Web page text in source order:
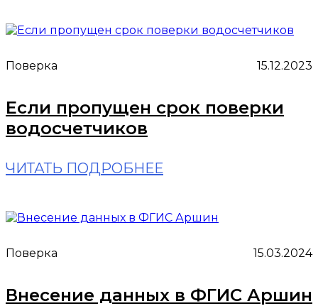
Поверка 15.12.2023
Если пропущен срок поверки
водосчетчиков
ЧИТАТЬ ПОДРОБНЕЕ
Поверка 15.03.2024
Внесение данных в ФГИС Аршин